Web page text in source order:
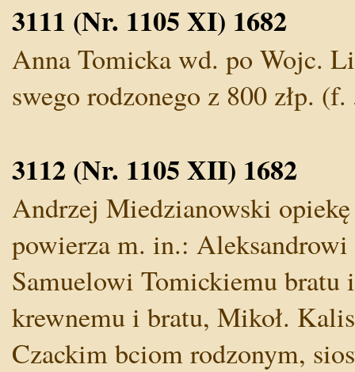
3111 (Nr. 1105 XI) 1682
Anna Tomicka wd. po Wojc.
swego rodzonego z 800 złp.
3112 (Nr. 1105 XII) 1682
Andrzej Miedzianowski
powierza m. in.:
Samuelowi Tomickiemu
krewnemu i bratu, Mikoł.
Czackim bciom rodzonym,